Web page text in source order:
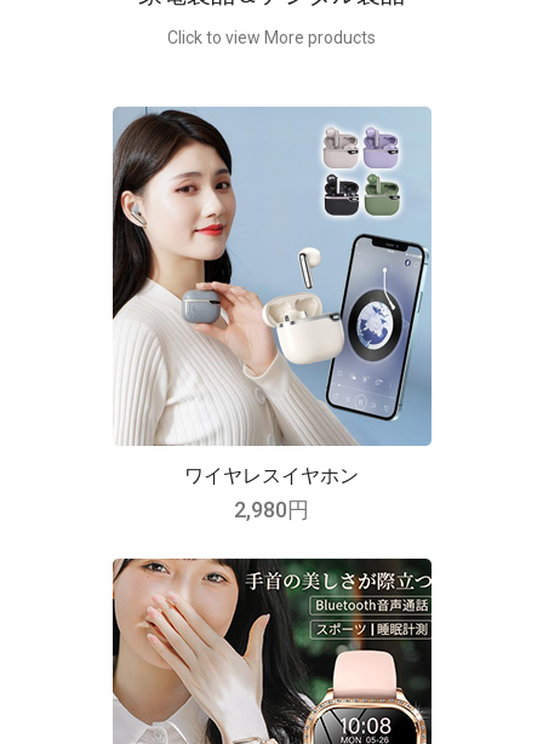
Click to view More products
ワイヤレスイヤホン
2,980円